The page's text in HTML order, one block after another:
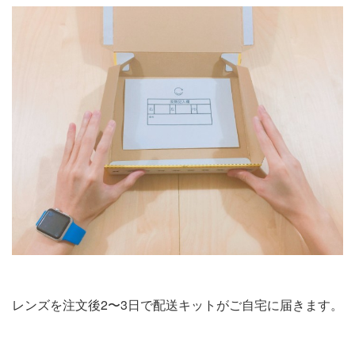
レンズを注文後2〜3日で配送キットがご自宅に届きます。